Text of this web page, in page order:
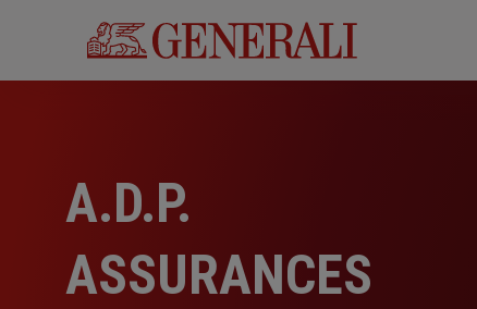
A.D.P.
ASSURANCES